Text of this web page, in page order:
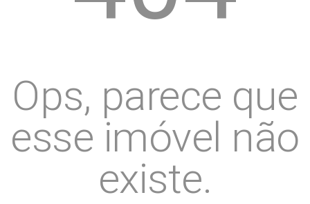
Ops, parece que
esse imóvel não
existe.